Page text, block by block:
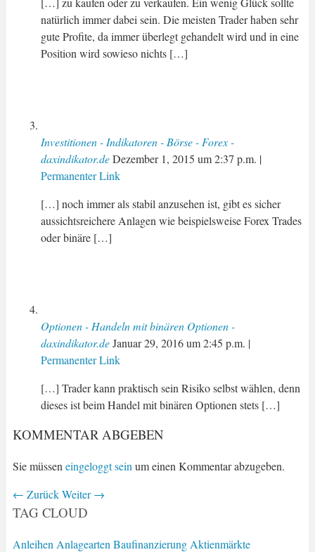
natürlich immer dabei sein. Die meisten Trader haben sehr
gute Profite, da immer überlegt gehandelt wird und in eine
Position wird sowieso nichts […]
Investitionen - Indikatoren - Börse - Forex -
daxindikator.de Dezember 1, 2015 um2:37 p.m. |
Permanenter Link
[…] noch immer als stabil anzusehen ist, gibt es sicher
aussichtsreichere Anlagen wie beispielsweise Forex Trades
oder binäre […]
Optionen - Handeln mit binären Optionen -
daxindikator.de Januar 29, 2016um2:45 p.m. |
Permanenter Link
[…] Trader kann praktisch sein Risiko selbst wählen, denn
dieses ist beim Handel mit binären Optionen stets […]
KOMMENTAR ABGEBEN
Sie müssen eingeloggt sein um einen Kommentar abzugeben.
← Zurück Weiter→
TAG CLOUD
Anleihen Anlagearten Baufinanzierung Aktienmärkte